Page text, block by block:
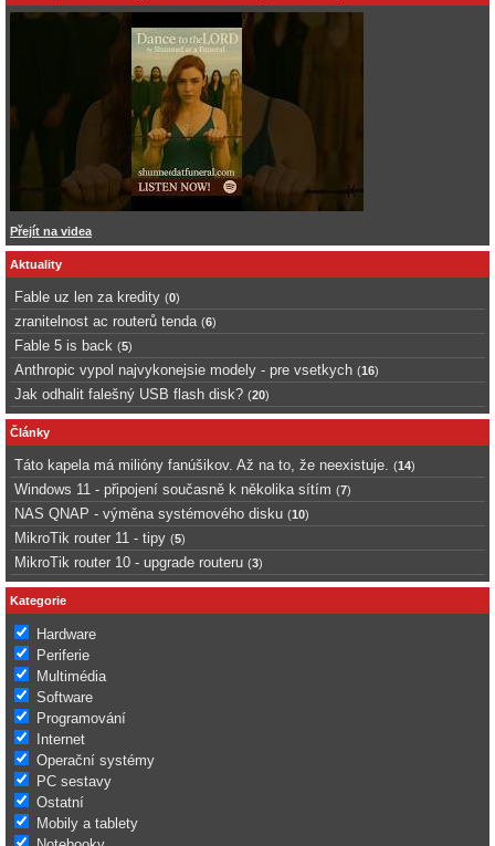
Přejít na videa
Aktuality
Fable uz len za kredity (0)
zranitelnost ac routerů tenda (6)
Fable 5 is back (5)
Anthropic vypol najvykonejsie modely - pre vsetkych (16)
Jak odhalit falešný USB flash disk? (20)
Články
Táto kapela má milióny fanúšikov. Až na to, že neexistuje. (14)
Windows 11 - připojení současně k několika sítím (7)
NAS QNAP - výměna systémového disku (10)
MikroTik router 11 - tipy (5)
MikroTik router 10 - upgrade routeru (3)
Kategorie
Hardware
Periferie
Multimédia
Software
Programování
Internet
Operační systémy
PC sestavy
Ostatní
Mobily a tablety